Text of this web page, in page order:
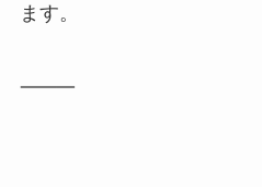
ます。
⸻